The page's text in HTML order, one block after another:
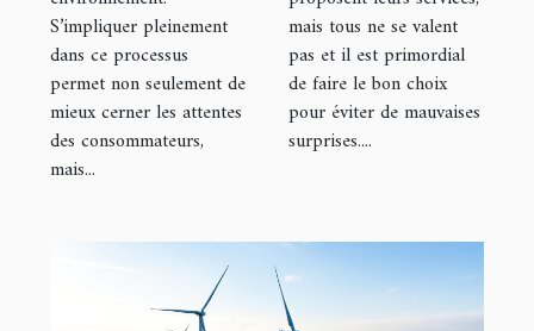
S’impliquer pleinement
dans ce processus
permet non seulement de
mieux cerner les attentes
des consommateurs,
mais...
mais tous ne se valent
pas et il est primordial
de faire le bon choix
pour éviter de mauvaises
surprises....